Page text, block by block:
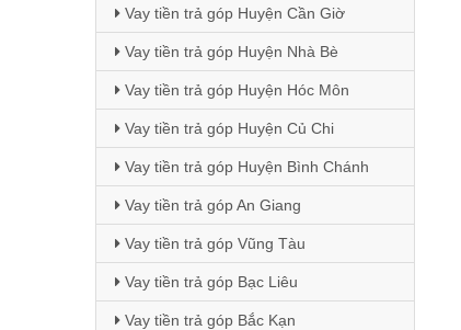
Vay tiền trả góp Huyện Cần Giờ
Vay tiền trả góp Huyện Nhà Bè
Vay tiền trả góp Huyện Hóc Môn
Vay tiền trả góp Huyện Củ Chi
Vay tiền trả góp Huyện Bình Chánh
Vay tiền trả góp An Giang
Vay tiền trả góp Vũng Tàu
Vay tiền trả góp Bạc Liêu
Vay tiền trả góp Bắc Kạn